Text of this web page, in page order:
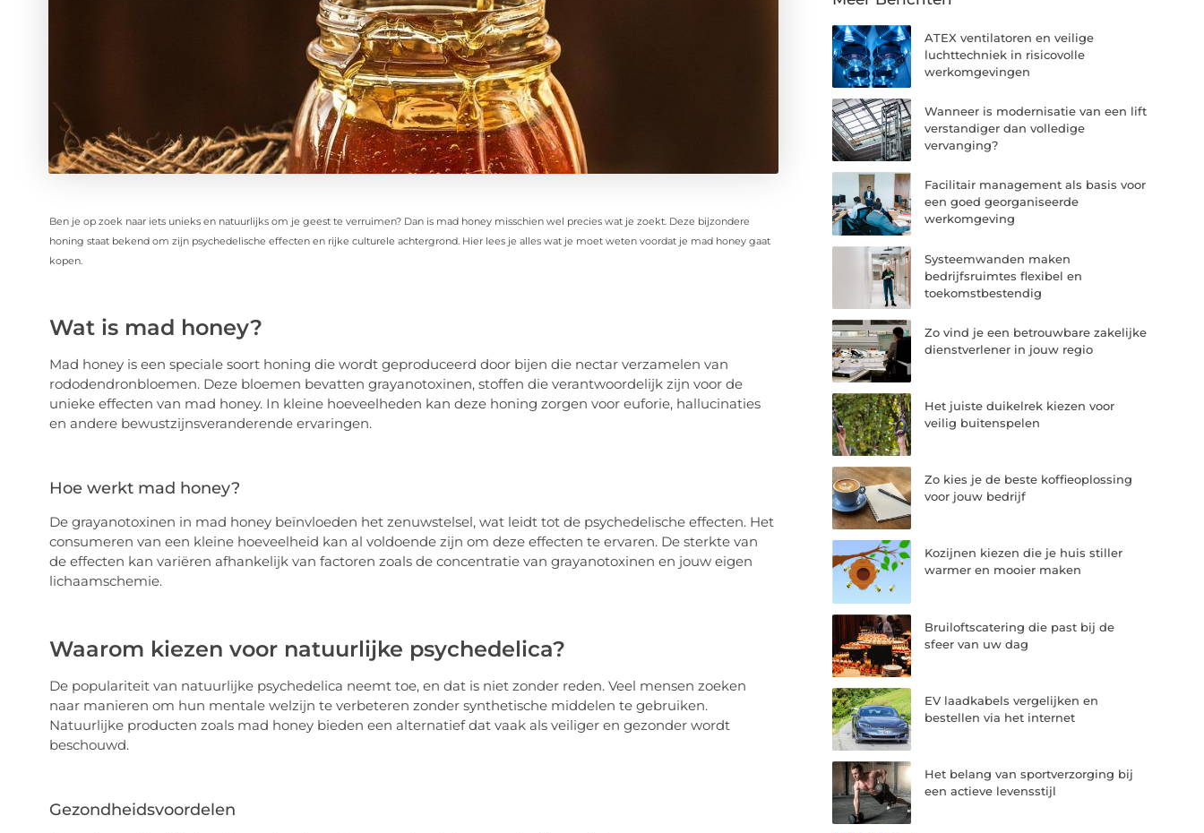
Ben je op zoek naar iets unieks en natuurlijks om je geest te verruimen? Dan is mad honey misschien wel precies wat je zoekt. Deze bijzondere
honing staat bekend om zijn psychedelische effecten en rijke culturele achtergrond. Hier lees je alles wat je moet weten voordat je mad honey gaat
kopen.
Wat is mad honey?
Mad honey is een speciale soort honing die wordt geproduceerd door bijen die nectar verzamelen van
rododendronbloemen. Deze bloemen bevatten grayanotoxinen, stoffen die verantwoordelijk zijn voor de
unieke effecten van mad honey. In kleine hoeveelheden kan deze honing zorgen voor euforie, hallucinaties
en andere bewustzijnsveranderende ervaringen.
Hoe werkt mad honey?
De grayanotoxinen in mad honey beïnvloeden het zenuwstelsel, wat leidt tot de psychedelische effecten. Het
consumeren van een kleine hoeveelheid kan al voldoende zijn om deze effecten te ervaren. De sterkte van
de effecten kan variëren afhankelijk van factoren zoals de concentratie van grayanotoxinen en jouw eigen
lichaamschemie.
Waarom kiezen voor natuurlijke psychedelica?
De populariteit van natuurlijke psychedelica neemt toe, en dat is niet zonder reden. Veel mensen zoeken
naar manieren om hun mentale welzijn te verbeteren zonder synthetische middelen te gebruiken.
Natuurlijke producten zoals mad honey bieden een alternatief dat vaak als veiliger en gezonder wordt
beschouwd.
Gezondheidsvoordelen
ATEX ventilatoren en veilige
luchttechniek in risicovolle
werkomgevingen
Wanneer is modernisatie van een lift
verstandiger dan volledige
vervanging?
Facilitair management als basis voor
een goed georganiseerde
werkomgeving
Systeemwanden maken
bedrijfsruimtes flexibel en
toekomstbestendig
Zo vind je een betrouwbare zakelijke
dienstverlener in jouw regio
Het juiste duikelrek kiezen voor
veilig buitenspelen
Zo kies je de beste koffieoplossing
voor jouw bedrijf
Kozijnen kiezen die je huis stiller
warmer en mooier maken
Bruiloftscatering die past bij de
sfeer van uw dag
EV laadkabels vergelijken en
bestellen via het internet
Het belang van sportverzorging bij
een actieve levensstijl